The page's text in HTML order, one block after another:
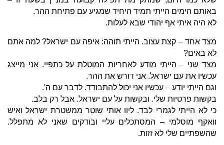
באותם הימים הייתי תמיד היחיד שמגיע עם פתיחת ההר.
לא היה איתי אף יהודי שבא לעלות.
מצד אחד – קצת עצוב. הייתי תוהה: איפה עם ישראל? למה אתם
לא באים?
מצד שני – הייתי מודע לאחריות המוטלת על כתפיי. אני מייצג
עכשיו את עם ישראל. אני דורש את ההר.
וגם הייתי יודע – עכשיו אני יכול להתבודד. לדבר עם ה'.
בקשות פרטיות שלי. ובקשות על עם ישראל. אבל רק בלב.
כי לא הייתי לגמרי לבד. ליוו אותי שוטר ממשטרת ישראל ואיש
וואקף מוסלמי – המסתכלים עליי ובודקים שאני לא מתפלל.
שהשפתיים שלי לא זזות.